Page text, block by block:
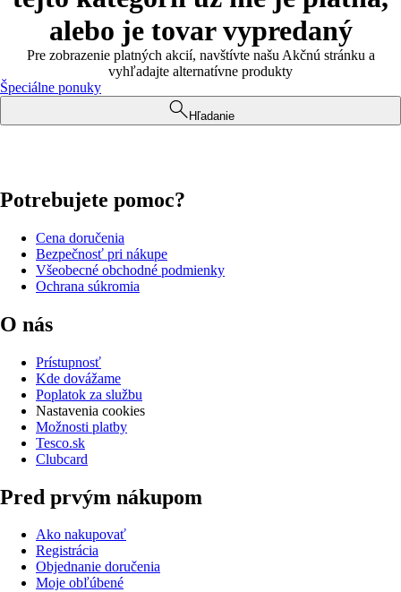
alebo je tovar vypredaný
Pre zobrazenie platných akcií, navštívte našu Akčnú stránku a
vyhľadajte alternatívne produkty
Špeciálne ponuky
Hľadanie
Potrebujete pomoc?
Cena doručenia
Bezpečnosť pri nákupe
Všeobecné obchodné podmienky
Ochrana súkromia
O nás
Prístupnosť
Kde dovážame
Poplatok za službu
Nastavenia cookies
Možnosti platby
Tesco.sk
Clubcard
Pred prvým nákupom
Ako nakupovať
Registrácia
Objednanie doručenia
Moje obľúbené